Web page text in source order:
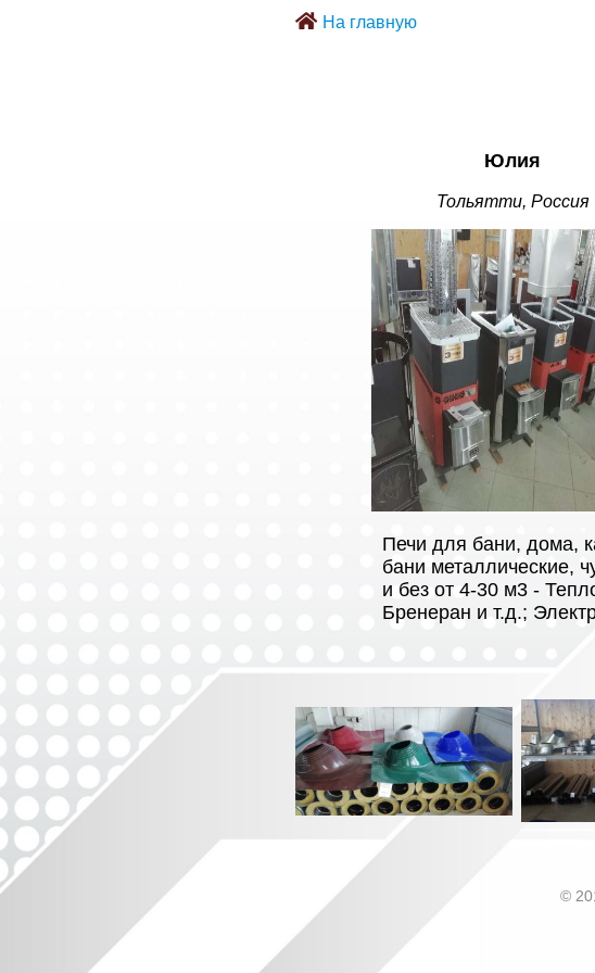
На главную
Юлия
Тольятти, Россия
Печи для бани, дома,
бани металлические,
и без от 4-30 м3 -
Бренеран и т.д.;
©